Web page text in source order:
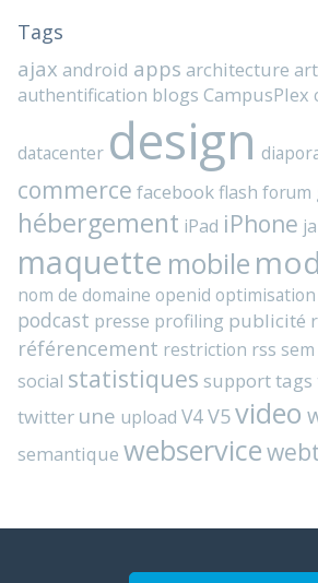
Tags
ajax android apps architecture
authentification blogs CampusPlex
datacenter design
commerce facebookflash forum
hébergement iPad iPhone
maquette mobile
nom de domaine openid optimisation
podcast presse profiling publicité
référencement restriction rss sem
social statistiques supporttags
twitter une upload V4V5video
semantique webservice